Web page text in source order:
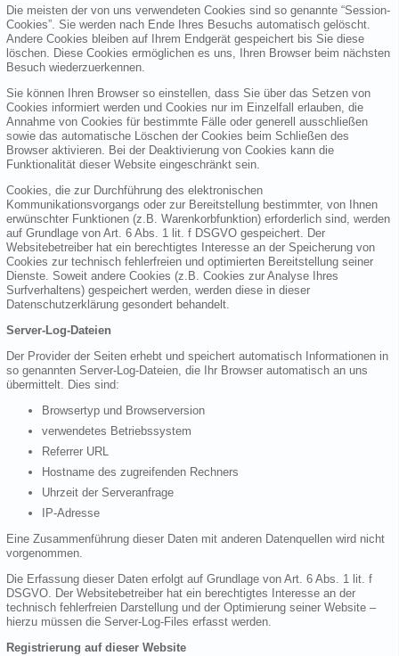
Die meisten der von uns verwendeten Cookies sind so genannte “Session-
Cookies”. Sie werden nach Ende Ihres Besuchs automatisch gelöscht.
Andere Cookies bleiben auf Ihrem Endgerät gespeichert bis Sie diese
löschen. Diese Cookies ermöglichen es uns, Ihren Browser beim nächsten
Besuch wiederzuerkennen.
Sie können Ihren Browser so einstellen, dass Sie über das Setzen von
Cookies informiert werden und Cookies nur im Einzelfall erlauben, die
Annahme von Cookies für bestimmte Fälle oder generell ausschließen
sowie das automatische Löschen der Cookies beim Schließen des
Browser aktivieren. Bei der Deaktivierung von Cookies kann die
Funktionalität dieser Website eingeschränkt sein.
Cookies, die zur Durchführung des elektronischen
Kommunikationsvorgangs oder zur Bereitstellung bestimmter, von Ihnen
erwünschter Funktionen (z.B. Warenkorbfunktion) erforderlich sind, werden
auf Grundlage von Art. 6 Abs. 1 lit. f DSGVO gespeichert. Der
Websitebetreiber hat ein berechtigtes Interesse an der Speicherung von
Cookies zur technisch fehlerfreien und optimierten Bereitstellung seiner
Dienste. Soweit andere Cookies (z.B. Cookies zur Analyse Ihres
Surfverhaltens) gespeichert werden, werden diese in dieser
Datenschutzerklärung gesondert behandelt.
Server-Log-Dateien
Der Provider der Seiten erhebt und speichert automatisch Informationen in
so genannten Server-Log-Dateien, die Ihr Browser automatisch an uns
übermittelt. Dies sind:
Browsertyp und Browserversion
verwendetes Betriebssystem
Referrer URL
Hostname des zugreifenden Rechners
Uhrzeit der Serveranfrage
IP-Adresse
Eine Zusammenführung dieser Daten mit anderen Datenquellen wird nicht
vorgenommen.
Die Erfassung dieser Daten erfolgt auf Grundlage von Art. 6 Abs. 1 lit. f
DSGVO. Der Websitebetreiber hat ein berechtigtes Interesse an der
technisch fehlerfreien Darstellung und der Optimierung seiner Website –
hierzu müssen die Server-Log-Files erfasst werden.
Registrierung auf dieser Website